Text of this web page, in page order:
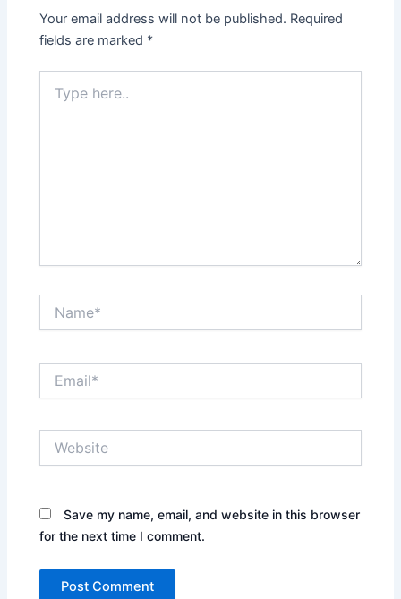
Your email address will not be published. Required
fields are marked *
here..
Save my name, email, and website in this browser
for the next time I comment.